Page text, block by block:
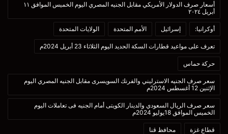
أسعار صرف الدولار الأمريكي مقابل الجنيه المصري اليوم الخميس الموافق ١١
أبريل ٢٠٢٤
أوكرانيا: إسرائيل الأمم المتحدة الولايات المتحدة
تعرف على مواعيد قطارات السكة الحديد اليوم الثلاثاء 23 أبريل 2024م
حركة حماس
سعر صرف الجنيه الاسترليني والفرنك السويسرى مقابل الجنيه المصري اليوم
الإثنين 12 أغسطس 2024م
سعر صرف الريال السعودي والدينار الكويتى أمام الجنيه فى تعاملات اليوم
الخميس الموافق 18يوليو 2024م
قطاع غزة محافظ قنا